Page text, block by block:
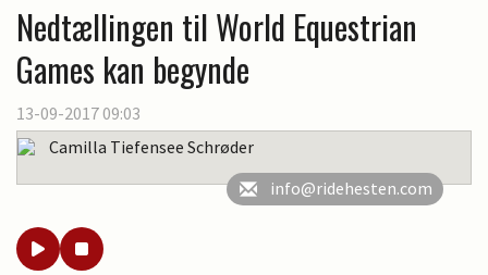
Nedtællingen til World Equestrian
Games kan begynde
13-09-2017 09:03
Camilla Tiefensee Schrøder
info@ridehesten.com